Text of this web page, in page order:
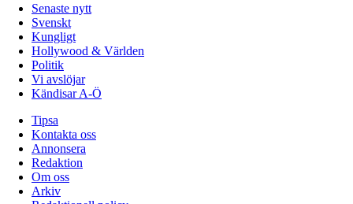
Senaste nytt
Svenskt
Kungligt
Hollywood & Världen
Politik
Vi avslöjar
Kändisar A-Ö
Tipsa
Kontakta oss
Annonsera
Redaktion
Om oss
Arkiv